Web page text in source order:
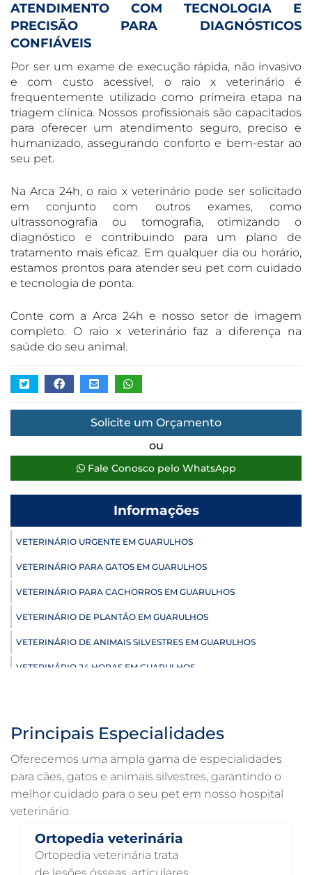
ATENDIMENTO COM TECNOLOGIA E
PRECISÃO PARA DIAGNÓSTICOS
CONFIÁVEIS
Por ser um exame de execução rápida, não invasivo
e com custo acessível, o raio x veterinário é
frequentemente utilizado como primeira etapa na
triagem clínica. Nossos profissionais são capacitados
para oferecer um atendimento seguro, preciso e
humanizado, assegurando conforto e bem-estar ao
seu pet.
Na Arca 24h, o raio x veterinário pode ser solicitado
em conjunto com outros exames, como
ultrassonografia ou tomografia, otimizando o
diagnóstico e contribuindo para um plano de
tratamento mais eficaz. Em qualquer dia ou horário,
estamos prontos para atender seu pet com cuidado
e tecnologia de ponta.
Conte com a Arca 24h e nosso setor de imagem
completo. O raio x veterinário faz a diferença na
saúde do seu animal.
Solicite um Orçamento
ou
Fale Conosco pelo WhatsApp
Informações
VETERINÁRIO URGENTE EM GUARULHOS
VETERINÁRIO PARA GATOS EM GUARULHOS
VETERINÁRIO PARA CACHORROS EM GUARULHOS
VETERINÁRIO DE PLANTÃO EM GUARULHOS
VETERINÁRIO DE ANIMAIS SILVESTRES EM GUARULHOS
VETERINÁRIO 24 HORAS EM GUARULHOS
ULTRASSONOGRAFIA PARA CACHORRO EM GUARULHOS
ULTRASSOM VETERINÁRIO EM GUARULHOS
TRATAMENTO DE ANIMAIS EM GUARULHOS
RAIO X VETERINÁRIO EM GUARULHOS
PNEUMOLOGIA VETERINÁRIA EM GUARULHOS
OTOSCOPIA VETERINÁRIA EM GUARULHOS
Principais Especialidades
Oferecemos uma ampla gama de especialidades
para cães, gatos e animais silvestres, garantindo o
melhor cuidado para o seu pet em nosso hospital
veterinário.
Ortopedia veterinária
Ortopedia veterinária trata